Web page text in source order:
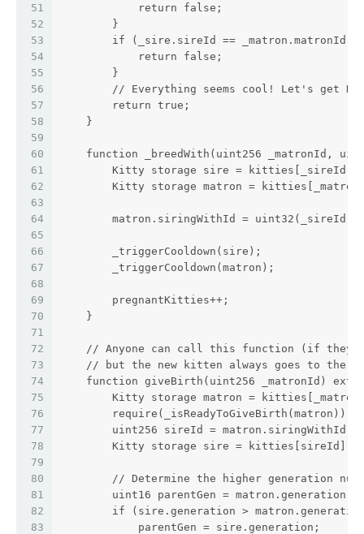
51
52
53
54
55
56
57
58
59
60
61
62
63
64
65
66
67
68
69
70
71
72
73
74
75
76
77
78
79
80
81
82
83
            return false;
        }
if (_sire.sireId == _matron.matronId
            return false;
        }
// Everything seems cool! Let's get
        return true;
    }
function _breedWith(uint256 _matronId,
        Kitty storage sire = kitties[_sireId];
Kitty storage matron =
        matron.siringWithId = uint32(_sireId);
        _triggerCooldown(sire);
        _triggerCooldown(matron);
        pregnantKitties++;
    }
// Anyone can call this function (if they
// but the new kitten always goes to the
function giveBirth(uint256 _matronId)
Kitty storage matron =
        require(_isReadyToGiveBirth(matron));
        uint256 sireId = matron.siringWithId;
        Kitty storage sire = kitties[sireId];
// Determine the higher generation
        uint16 parentGen = matron.generation;
if (sire.generation >
            parentGen = sire.generation;